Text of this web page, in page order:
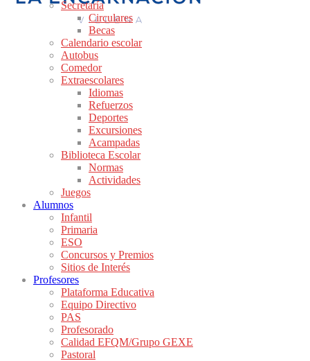
Secretaría
Circulares
Becas
Calendario escolar
Autobus
Comedor
Extraescolares
Idiomas
Refuerzos
Deportes
Excursiones
Acampadas
Biblioteca Escolar
Normas
Actividades
Juegos
Alumnos
Infantil
Primaria
ESO
Concursos y Premios
Sitios de Interés
Profesores
Plataforma Educativa
Equipo Directivo
PAS
Profesorado
Calidad EFQM/Grupo GEXE
Pastoral